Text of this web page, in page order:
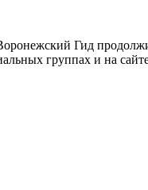
Гид
группах и на